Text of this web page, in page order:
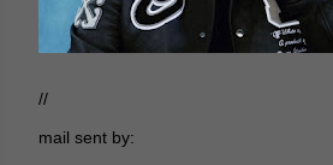
//
mail sent by: